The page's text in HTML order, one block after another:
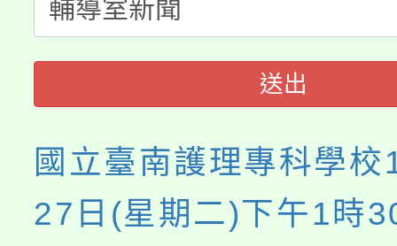
博覽會」之「藝術教育
送出
國立臺南護理專科學
27日(星期二)下午1時